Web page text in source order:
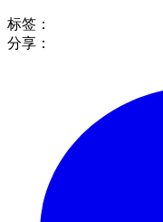
标签：
分享：